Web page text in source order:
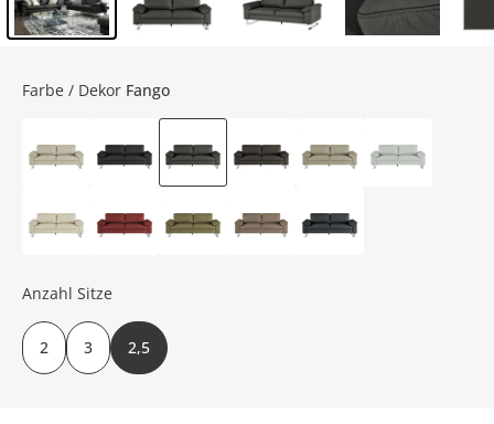
Farbe / Dekor Fango
Anzahl Sitze
2 3 2,5